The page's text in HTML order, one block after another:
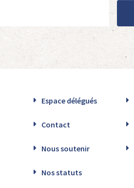
Espace délégués
Contact
Nous soutenir
Nos statuts